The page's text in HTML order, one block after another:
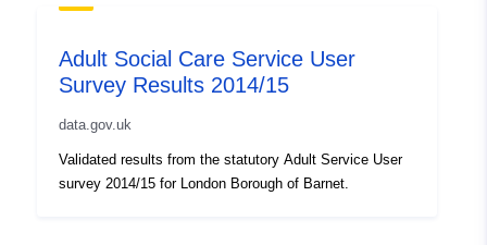
Adult Social Care Service User
Survey Results 2014/15
data.gov.uk
Validated results from the statutory Adult Service User
survey 2014/15 for London Borough of Barnet.